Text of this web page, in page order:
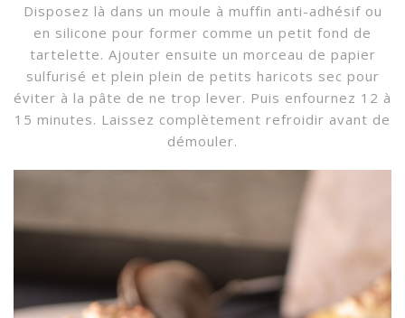
Disposez là dans un moule à muffin anti-adhésif ou
en silicone pour former comme un petit fond de
tartelette. Ajouter ensuite un morceau de papier
sulfurisé et plein plein de petits haricots sec pour
éviter à la pâte de ne trop lever. Puis enfournez 12 à
15 minutes. Laissez complètement refroidir avant de
démouler.